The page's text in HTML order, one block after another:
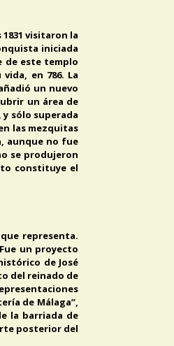
visitaron la
iniciada
de este templo
en 786. La
un nuevo
un área de
sólo superada
las mezquitas
aunque no fue
se produjeron
constituye el
representa.
un proyecto
de José
del reinado de
de Málaga”,
la barriada de
posterior del